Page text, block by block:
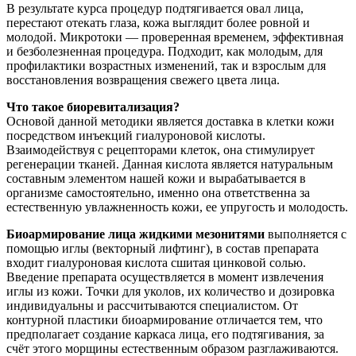
В результате курса процедур подтягивается овал лица,
перестают отекать глаза, кожа выглядит более ровной и
молодой. Микротоки — проверенная временем, эффективная
и безболезненная процедура. Подходит, как молодым, для
профилактики возрастных изменений, так и взрослым для
восстановления возвращения свежего цвета лица.
Что такое биоревитализация?
Основой данной методики является доставка в клетки кожи
посредством инъекций гиалуроновой кислоты.
Взаимодействуя с рецепторами клеток, она стимулирует
регенерации тканей. Данная кислота является натуральным
составным элементом нашей кожи и вырабатывается в
организме самостоятельно, именно она ответственна за
естественную увлажненность кожи, ее упругость и молодость.
Биоармирование лица жидкими мезонитями выполняется с
помощью иглы (векторный лифтинг), в состав препарата
входит гиалуроновая кислота сшитая цинковой солью.
Введение препарата осуществляется в момент извлечения
иглы из кожи. Точки для уколов, их количество и дозировка
индивидуальны и рассчитываются специалистом. От
контурной пластики биоармирование отличается тем, что
предполагает создание каркаса лица, его подтягивания, за
счёт этого морщины естественным образом разглаживаются.